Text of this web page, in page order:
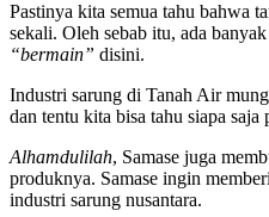
Pastinya kita semua tahu bahwa
sekali. Oleh sebab itu, ada
“bermain” disini.
Industri sarung di Tanah Air
dan tentu kita bisa tahu siapa
Alhamdulilah, Samase juga
produknya. Samase ingin
industri sarung nusantara.